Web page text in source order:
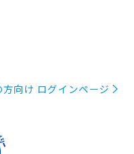
向け ログインページ